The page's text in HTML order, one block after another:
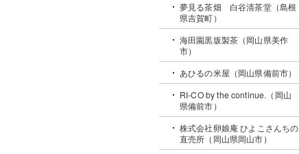
夢見る茶畑 白谷清茶堂（島根
県吉賀町）
海田園黒坂製茶（岡山県美作
市）
あひるの米屋（岡山県備前市）
RI-CO by the continue.（岡山
県備前市）
株式会社卵娘庵 ひよこさんちの
直売所（岡山県岡山市）